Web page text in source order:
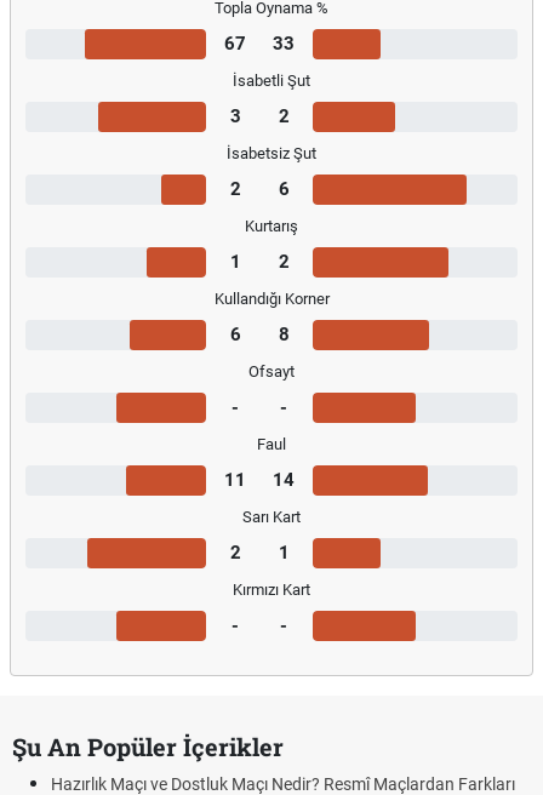
Topla Oynama %
67 33
İsabetli Şut
3 2
İsabetsiz Şut
2 6
Kurtarış
1 2
Kullandığı Korner
6 8
Ofsayt
- -
Faul
11 14
Sarı Kart
2 1
Kırmızı Kart
- -
Şu An Popüler İçerikler
Hazırlık Maçı ve Dostluk Maçı Nedir? Resmî Maçlardan Farkları